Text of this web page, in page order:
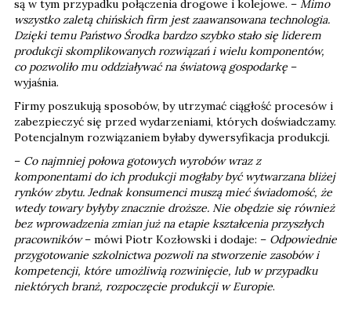
są w tym przypadku połączenia drogowe i kolejowe. – Mimo
wszystko zaletą chińskich firm jest zaawansowana technologia.
Dzięki temu Państwo Środka bardzo szybko stało się liderem
produkcji skomplikowanych rozwiązań i wielu komponentów,
co pozwoliło mu oddziaływać na światową gospodarkę –
wyjaśnia.
Firmy poszukują sposobów, by utrzymać ciągłość procesów i
zabezpieczyć się przed wydarzeniami, których doświadczamy.
Potencjalnym rozwiązaniem byłaby dywersyfikacja produkcji.
– Co najmniej połowa gotowych wyrobów wraz z
komponentami do ich produkcji mogłaby być wytwarzana bliżej
rynków zbytu. Jednak konsumenci muszą mieć świadomość, że
wtedy towary byłyby znacznie droższe. Nie obędzie się również
bez wprowadzenia zmian już na etapie kształcenia przyszłych
pracowników– mówi Piotr Kozłowski i dodaje: – Odpowiednie
przygotowanie szkolnictwa pozwoli na stworzenie zasobów i
kompetencji, które umożliwią rozwinięcie, lub w przypadku
niektórych branż, rozpoczęcie produkcji w Europie.